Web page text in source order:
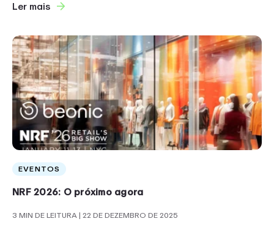
Ler mais
EVENTOS
NRF 2026: O próximo agora
3 MIN DE LEITURA| 22 DE DEZEMBRO DE 2025